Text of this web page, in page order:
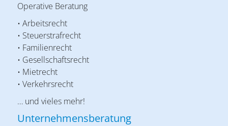
Operative Beratung
• Arbeitsrecht
• Steuerstrafrecht
• Familienrecht
• Gesellschaftsrecht
• Mietrecht
• Verkehrsrecht
… und vieles mehr!
Unternehmensberatung